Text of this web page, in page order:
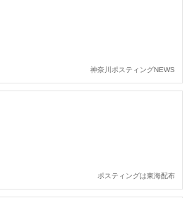
神奈川ポスティングNEWS
ポスティングは東海配布